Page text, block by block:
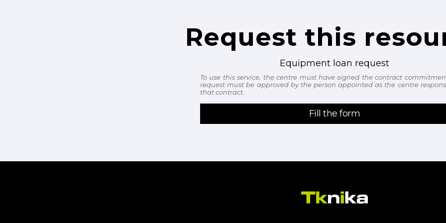
Request this
Equipment loan request
To use this service, the centre must have signed the contract
request must be approved by the person appointed as the centre
that contract.
Fill the form